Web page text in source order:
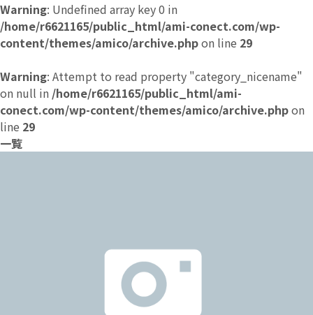
Warning: Undefined array key 0 in
/home/r6621165/public_html/ami-conect.com/wp-
content/themes/amico/archive.phpon line 29
Warning: Attempt to read property "category_nicename"
on null in /home/r6621165/public_html/ami-
conect.com/wp-content/themes/amico/archive.phpon
line 29
一覧